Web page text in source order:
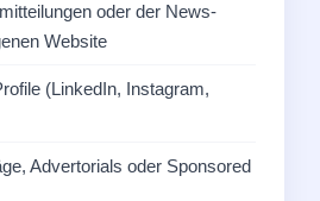
oder der News-
Website
(LinkedIn, Instagram,
Advertorials oder Sponsored